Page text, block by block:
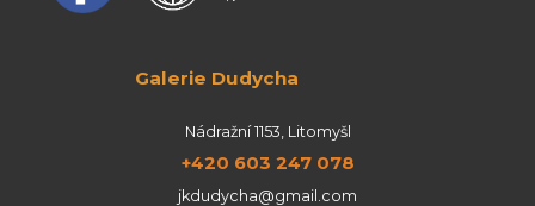
Galerie Dudycha
Nádražní 1153, Litomyšl
+420 603 247 078
jkdudycha@gmail.com